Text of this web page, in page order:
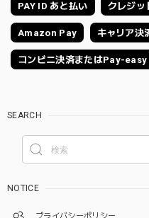
PAY ID あと払い クレジッ
Amazon Pay キャリア決
コンビニ決済またはPay-easy
SEARCH
NOTICE